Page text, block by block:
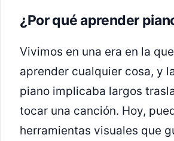
¿Por qué aprender
Vivimos en una era en la
aprender cualquier cosa, y
piano implicaba largos
tocar una canción. Hoy,
herramientas visuales que